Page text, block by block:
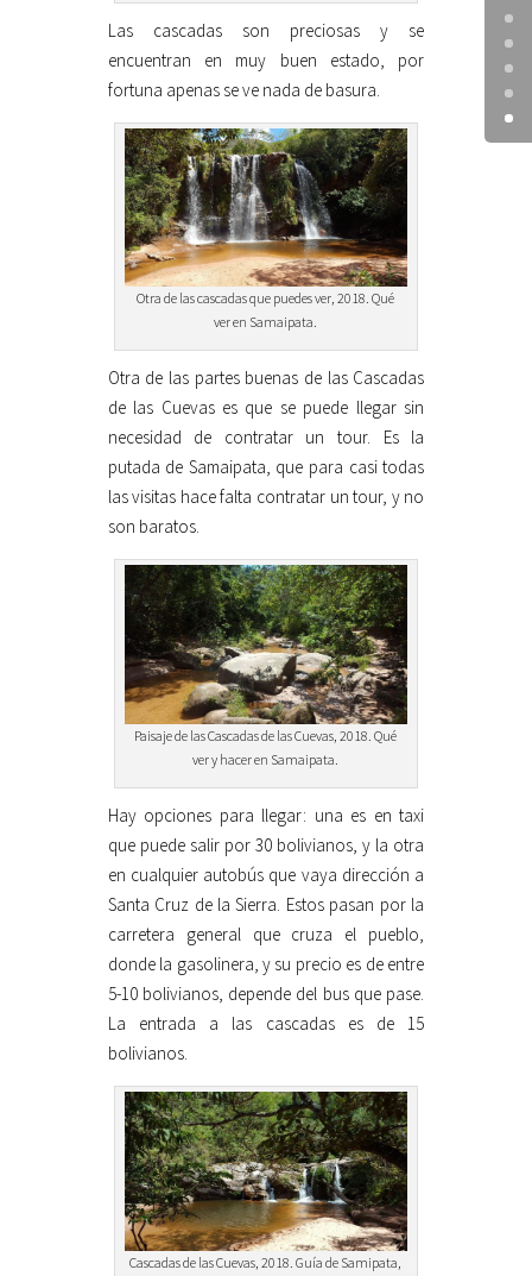
Las cascadas son preciosas y se
encuentran en muy buen estado, por
fortuna apenas se ve nada de basura.
Otra de las cascadas que puedes ver, 2018. Qué
ver en Samaipata.
Otra de las partes buenas de las Cascadas
de las Cuevas es que se puede llegar sin
necesidad de contratar un tour. Es la
putada de Samaipata, que para casi todas
las visitas hace falta contratar un tour, y no
son baratos.
Paisaje de las Cascadas de las Cuevas, 2018. Qué
ver y hacer en Samaipata.
Hay opciones para llegar: una es en taxi
que puede salir por 30 bolivianos, y la otra
en cualquier autobús que vaya dirección a
Santa Cruz de la Sierra. Estos pasan por la
carretera general que cruza el pueblo,
donde la gasolinera, y su precio es de entre
5-10 bolivianos, depende del bus que pase.
La entrada a las cascadas es de 15
bolivianos.
Cascadas de las Cuevas, 2018. Guía de Samipata,